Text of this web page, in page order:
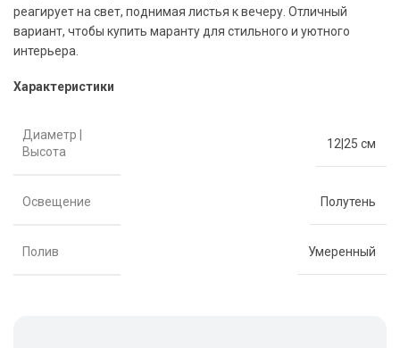
реагирует на свет, поднимая листья к вечеру. Отличный
вариант, чтобы купить маранту для стильного и уютного
интерьера.
Характеристики
Диаметр |
Высота
12|25 см
Освещение Полутень
Полив Умеренный